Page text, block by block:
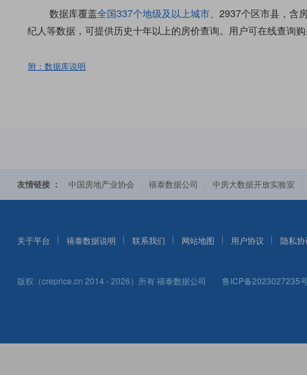
数据库覆盖全国337个地级及以上城市、2937个区市县，含
纪人等数据，可提供历史十年以上的房价查询。用户可在线查询
附：数据库说明
友情链接 ： 中国房地产业协会 禧泰数据公司 中房大数据开放实验室
关于平台 禧泰数据说明 联系我们 网站地图 用户协议 隐私协
版权（creprice.cn 2014 - 2026）所有禧泰数据公司 鲁ICP备2023027235